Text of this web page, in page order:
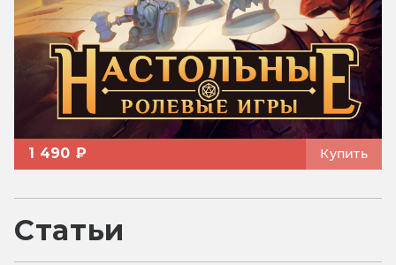
1 490 ₽ Купить
Статьи